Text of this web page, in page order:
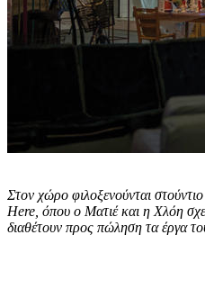
Στον χώρο φιλοξενούνται
Here, όπου ο Ματιέ και η Χλόη
διαθέτουν προς πώληση τα έργα